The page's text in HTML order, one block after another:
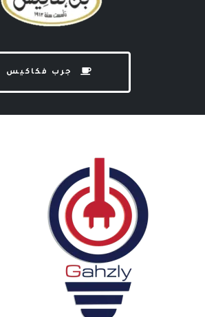
جرب فكاكيس